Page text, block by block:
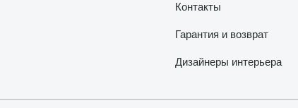
Контакты
Гарантия и возврат
Дизайнеры интерьера